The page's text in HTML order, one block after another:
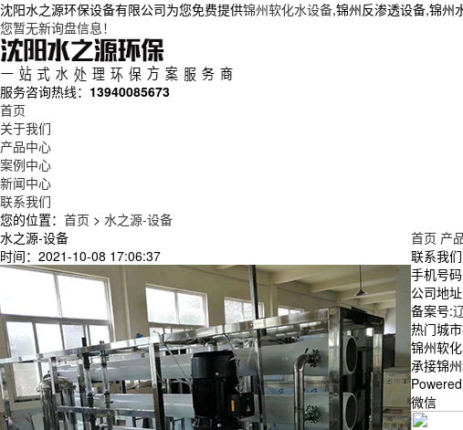
沈阳水之源环保设备有限公司为您免费提供锦州软化水设备,锦州反渗透设备,锦州
您暂无新询盘信息！
服务咨询热线： 13940085673
首页
关于我们
产品中心
案例中心
新闻中心
联系我们
您的位置： 首页 > 水之源-设备
水之源-设备
时间：2021-10-08 17:06:37
首页 产
联系我们
手机号
公司地
备案号:
热门城
锦州软
承接锦
微信